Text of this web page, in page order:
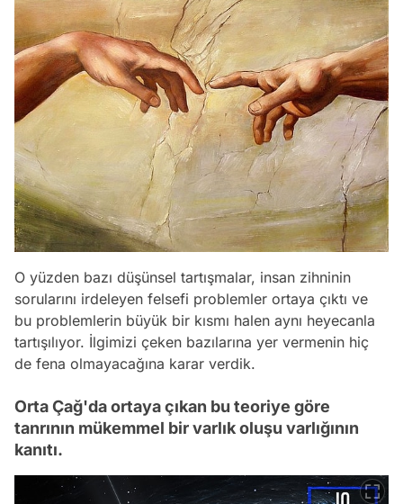
O yüzden bazı düşünsel tartışmalar, insan zihninin
sorularını irdeleyen felsefi problemler ortaya çıktı ve
bu problemlerin büyük bir kısmı halen aynı heyecanla
tartışılıyor. İlgimizi çeken bazılarına yer vermenin hiç
de fena olmayacağına karar verdik.
Orta Çağ'da ortaya çıkan bu teoriye göre
tanrının mükemmel bir varlık oluşu varlığının
kanıtı.